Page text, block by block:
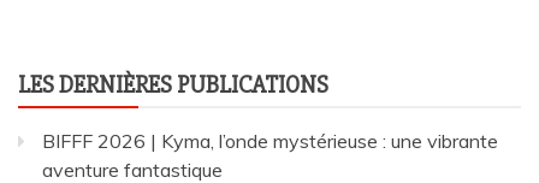
LES DERNIÈRES PUBLICATIONS
BIFFF 2026 | Kyma, l’onde mystérieuse : une vibrante
aventure fantastique